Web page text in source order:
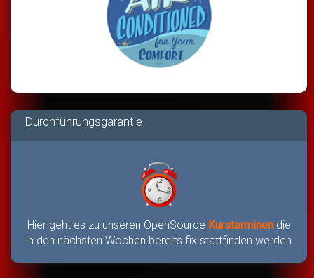
Durchführungsgarantie
Hier geht es zu unseren OpenSource Kursterminen die
in den nächsten Wochen bereits fix stattfinden werden